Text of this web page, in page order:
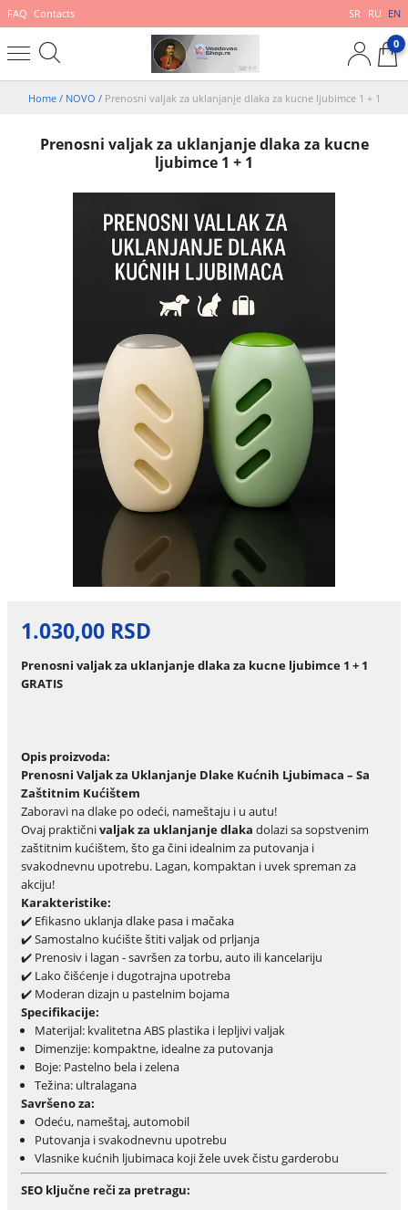
FAQ Contacts SR RU EN
0
Home / NOVO / Prenosni valjak za uklanjanje dlaka za kucne ljubimce 1 + 1
Prenosni valjak za uklanjanje dlaka za kucne
ljubimce 1 + 1
1.030,00 RSD
Prenosni valjak za uklanjanje dlaka za kucne ljubimce 1 + 1
GRATIS
Opis proizvoda:
Prenosni Valjak za Uklanjanje Dlake Kućnih Ljubimaca – Sa
Zaštitnim Kućištem
Zaboravi na dlake po odeći, nameštaju i u autu!
Ovaj praktičnivaljak za uklanjanje dlaka dolazi sa sopstvenim
zaštitnim kućištem, što ga čini idealnim za putovanja i
svakodnevnu upotrebu. Lagan, kompaktan i uvek spreman za
akciju!
Karakteristike:
✔️ Efikasno uklanja dlake pasa i mačaka
✔️ Samostalno kućište štiti valjak od prljanja
✔️ Prenosiv i lagan - savršen za torbu, auto ili kancelariju
✔️ Lako čišćenje i dugotrajna upotreba
✔️ Moderan dizajn u pastelnim bojama
Specifikacije:
Materijal: kvalitetna ABS plastika i lepljivi valjak
Dimenzije: kompaktne, idealne za putovanja
Boje: Pastelno bela i zelena
Težina: ultralagana
Savršeno za:
Odeću, nameštaj, automobil
Putovanja i svakodnevnu upotrebu
Vlasnike kućnih ljubimaca koji žele uvek čistu garderobu
SEO ključne reči za pretragu: